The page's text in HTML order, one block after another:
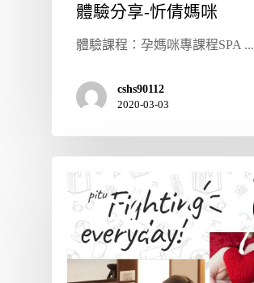
體驗分享-忻倩媽咪
體驗課程：孕媽咪專課程SPA ...
cshs90112
2020-03-03